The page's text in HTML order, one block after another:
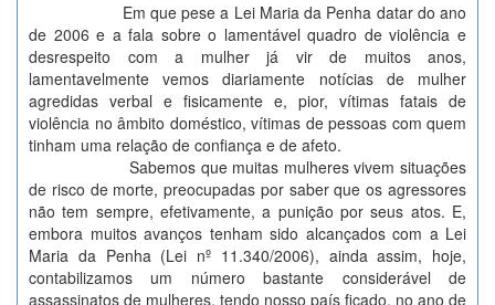
Em que pese a Lei Maria da Penha datar do ano
de 2006 e a fala sobre o lamentável quadro de violência e
desrespeito com a mulher já vir de muitos anos,
lamentavelmente vemos diariamente notícias de mulher
agredidas verbal e fisicamente e, pior, vítimas fatais de
violência no âmbito doméstico, vítimas de pessoas com quem
tinham uma relação de confiança e de afeto.
Sabemos que muitas mulheres vivem situações
de risco de morte, preocupadas por saber que os agressores
não tem sempre, efetivamente, a punição por seus atos. E,
embora muitos avanços tenham sido alcançados com a Lei
Maria da Penha (Lei nº 11.340/2006), ainda assim, hoje,
contabilizamos um número bastante considerável de
assassinatos de mulheres, tendo nosso país ficado, no ano de